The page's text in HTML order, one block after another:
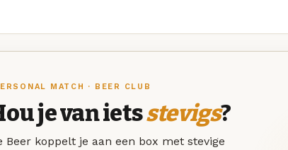
MATCH · BEER CLUB
je van ietsstevigs?
Beer koppelt je aan een box met stevige